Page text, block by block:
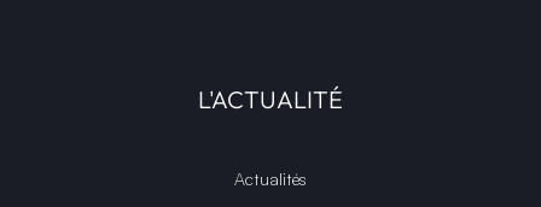
L'ACTUALITÉ
Actualités